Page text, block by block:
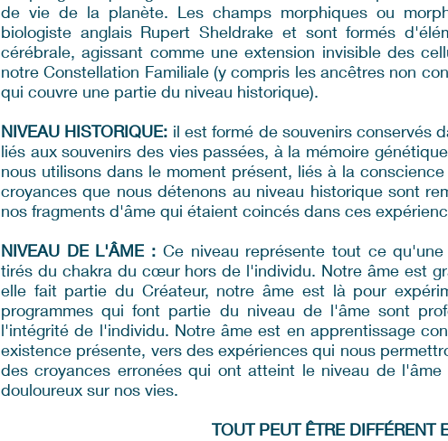
de vie de la planète. Les champs morphiques ou
biologiste anglais Rupert Sheldrake et sont formés
cérébrale, agissant comme une extension invisible des
notre Constellation Familiale (y compris les ancêtres non
qui couvre une partie du niveau historique).
NIVEAU HISTORIQUE: il est formé de souvenirs conservés
liés aux souvenirs des vies passées, à la mémoire
nous utilisons dans le moment présent, liés à la
croyances que nous détenons au niveau historique sont
nos fragments d'âme qui étaient coincés dans ces
NIVEAU DE L'ÂME : Ce niveau représente tout ce
tirés du chakra du cœur hors de l'individu. Notre âme est
elle fait partie du Créateur, notre âme est là pour
programmes qui font partie du niveau de l'âme sont
l'intégrité de l'individu. Notre âme est en apprentissage
existence présente, vers des expériences qui nous
des croyances erronées qui ont atteint le niveau de
douloureux sur nos vies.
TOUT PEUT ÊTRE DIFFÉRENT